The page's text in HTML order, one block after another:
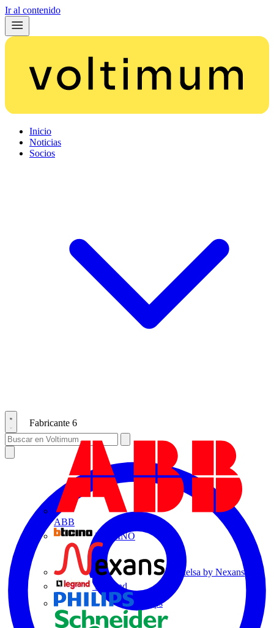
Ir al contenido
Inicio
Noticias
Socios
Fabricante 6
ABB
BTICINO
Centelsa by Nexans
Legrand
Philips